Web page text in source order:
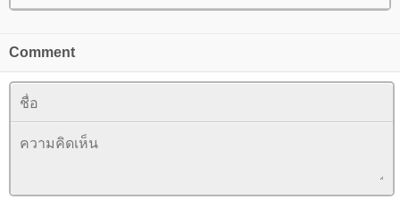
Comment